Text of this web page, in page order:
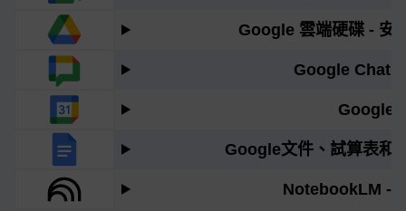
Google 雲端硬碟 - 安
Google Chat -
Google
Google文件、試算表和
NotebookLM -